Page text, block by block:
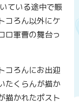
ている途中で賑
コろん以外にケ
ロ軍曹の舞台っ
コろんにお出迎
たくらんが描か
描かれたポスト